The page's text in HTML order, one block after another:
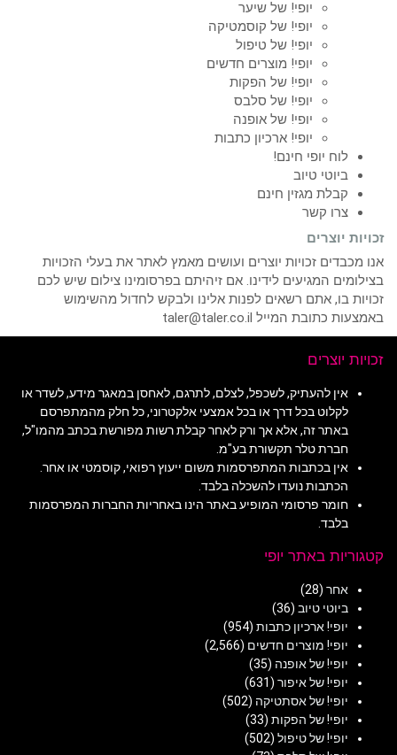
יופי! של שיער
יופי! של קוסמטיקה
יופי! של טיפול
יופי! מוצרים חדשים
יופי! של הפקות
יופי! של סלבס
יופי! של אופנה
יופי! ארכיון כתבות
לוח יופי חינם!
ביוטי טיוב
קבלת מגזין חינם
צרו קשר
זכויות יוצרים
אנו מכבדים זכויות יוצרים ועושים מאמץ לאתר את בעלי הזכויות
בצילומים המגיעים לידינו. אם זיהיתם בפרסומינו צילום שיש לכם
זכויות בו, אתם רשאים לפנות אלינו ולבקש לחדול מהשימוש
באמצעות כתובת המייל taler@taler.co.il
זכויות יוצרים
אין להעתיק, לשכפל, לצלם, לתרגם, לאחסן במאגר מידע, לשדר או
לקלוט בכל דרך או בכל אמצעי אלקטרוני, כל חלק מהמתפרסם
באתר זה, אלא אך ורק לאחר קבלת רשות מפורשת בכתב מהמו"ל,
חברת טלר תקשורת בע"מ.
אין בכתבות המתפרסמות משום ייעוץ רפואי, קוסמטי או אחר.
הכתבות נועדו להשכלה בלבד.
חומר פרסומי המופיע באתר הינו באחריות החברות המפרסמות
בלבד.
קטגוריות באתר יופי
אחר (28)
ביוטי טיוב (36)
יופי! ארכיון כתבות (954)
יופי! מוצרים חדשים (2,566)
יופי! של אופנה (35)
יופי! של איפור (631)
יופי! של אסתטיקה (502)
יופי! של הפקות (33)
יופי! של טיפול (502)